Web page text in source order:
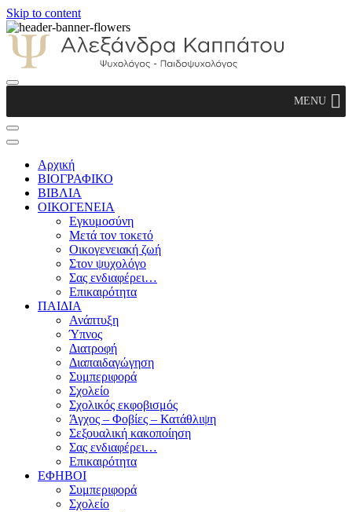
Skip to content
Παιδοψυχολόγος
MENU
Αρχική
ΒΙΟΓΡΑΦΙΚΟ
ΒΙΒΛΙΑ
ΟΙΚΟΓΕΝΕΙΑ
Εγκυμοσύνη
Μετά τον τοκετό
Οικογενειακή ζωή
Στον ψυχολόγο
Σας ενδιαφέρει…
Επικαιρότητα
ΠΑΙΔΙΑ
Ανάπτυξη
Ύπνος
Διατροφή
Διαπαιδαγώγηση
Συμπεριφορά
Σχολείο
Σχολικός εκφοβισμός
Άγχος – Φοβίες – Κατάθλιψη
Σεξουαλική κακοποίηση
Σας ενδιαφέρει…
Επικαιρότητα
ΕΦΗΒΟΙ
Συμπεριφορά
Σχολείο